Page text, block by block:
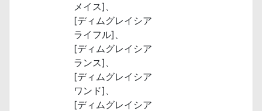
メイス]、
[ディムグレイシア
ライフル]、
[ディムグレイシア
ランス]、
[ディムグレイシア
ワンド]、
[ディムグレイシア